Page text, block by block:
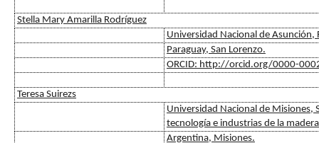
Stella Mary Amarilla Rodríguez
Universidad Nacional de Asunción,
Paraguay, San Lorenzo.
ORCID: http://orcid.org/0000-
Teresa Suirezs
Universidad Nacional de Misiones,
tecnología e industrias de la
Argentina, Misiones.